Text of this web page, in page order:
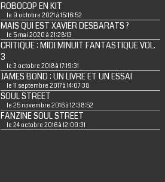
ROBOCOP EN KIT
le 9 octobre 2021 à 15:16:52
MAIS QUI EST XAVIER DESBARATS ?
le 5 mai 2020 à 21:28:13
CRITIQUE : MIDI MINUIT FANTASTIQUE VOL.
3
le 3 octobre 2018 à 17:19:31
JAMES BOND : UN LIVRE ET UN ESSAI
le 11 septembre 2017 à 14:07:38
SOUL STREET
le 25 novembre 2016 à 12:38:52
FANZINE SOUL STREET
le 24 octobre 2016 à 12:09:31